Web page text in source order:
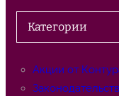
к
Категории
Акции от